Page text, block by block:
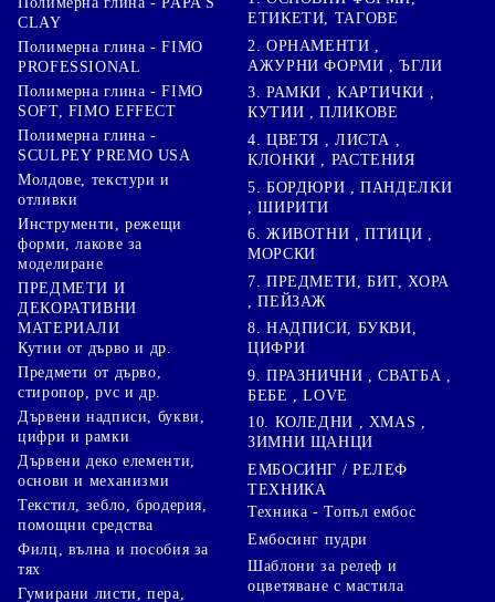
CLAY
Полимерна глина - FIMO
PROFESSIONAL
Полимерна глина - FIMO
SOFT, FIMO EFFECT
Полимерна глина -
SCULPEY PREMO USA
Молдове, текстури и
отливки
Инструменти, режещи
форми, лакове за
моделиране
ПРЕДМЕТИ И
ДЕКОРАТИВНИ
МАТЕРИАЛИ
Кутии от дърво и др.
Предмети от дърво,
стиропор, pvc и др.
Дървени надписи, букви,
цифри и рамки
Дървени деко елементи,
основи и механизми
Текстил, зебло, бродерия,
помощни средства
Филц, вълна и пособия за
тях
Гумирани листи, пера,
ЕТИКЕТИ, ТАГОВЕ
2. ОРНАМЕНТИ ,
АЖУРНИ ФОРМИ , ЪГЛИ
3. РАМКИ , КАРТИЧКИ ,
КУТИИ , ПЛИКОВЕ
4. ЦВЕТЯ , ЛИСТА ,
КЛОНКИ , РАСТЕНИЯ
5. БОРДЮРИ , ПАНДЕЛКИ
, ШИРИТИ
6. ЖИВОТНИ , ПТИЦИ ,
МОРСКИ
7. ПРЕДМЕТИ, БИТ, ХОРА
, ПЕЙЗАЖ
8. НАДПИСИ, БУКВИ,
ЦИФРИ
9. ПРАЗНИЧНИ , СВАТБА ,
БЕБЕ , LOVE
10. КОЛЕДНИ , XMAS ,
ЗИМНИ ЩАНЦИ
ЕМБОСИНГ / РЕЛЕФ
ТЕХНИКА
Техника - Топъл ембос
Ембосинг пудри
Шаблони за релеф и
оцветяване с мастила